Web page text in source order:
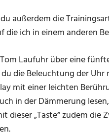
außerdem die
die ich in einem anderen
Laufuhr über eine
die Beleuchtung der Uhr
mit einer leichten
in der Dämmerung
dieser „Taste“ zudem die